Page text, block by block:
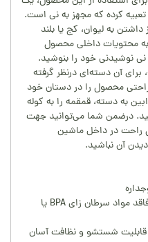
کرده که مجهز به نی است.
به لیوان، کج یا بلند
محتویات داخلی محصول
نوشیدنی خود را بنوشید.
آن دسته‌ای درنظر گرفته
محصول را در دستان خود
به دسته، قمقمه را به کوله
درضمن شما می‌توانید جهت
راحت در داخل ماشین
آن نباشید.
دارای استاندارد کیفیت جهانی و فاقد مواد سرطان زای BPA یا
قابلیت شستشو و نظافت آسان